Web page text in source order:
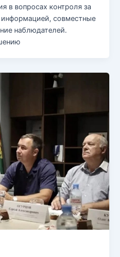
в вопросах контроля за
совместные
наблюдателей.